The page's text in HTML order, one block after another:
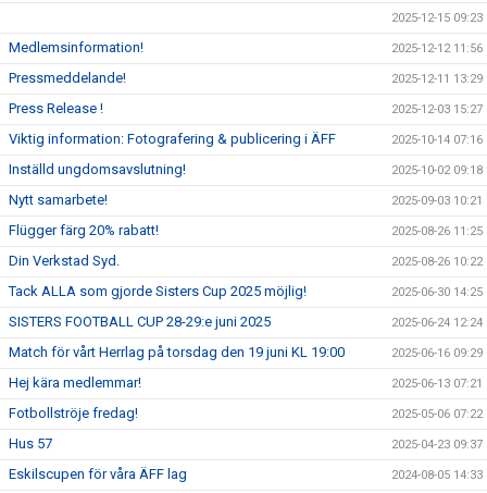
2025-12-15 09:23
Medlemsinformation! 2025-12-12 11:56
Pressmeddelande! 2025-12-11 13:29
Press Release ! 2025-12-03 15:27
Viktig information: Fotografering & publicering i ÄFF 2025-10-14 07:16
Inställd ungdomsavslutning! 2025-10-02 09:18
Nytt samarbete! 2025-09-03 10:21
Flügger färg 20% rabatt! 2025-08-26 11:25
Din Verkstad Syd. 2025-08-26 10:22
Tack ALLA som gjorde Sisters Cup 2025 möjlig! 2025-06-30 14:25
SISTERS FOOTBALL CUP 28-29:e juni 2025 2025-06-24 12:24
Match för vårt Herrlag på torsdag den 19 juni KL 19:00 2025-06-16 09:29
Hej kära medlemmar! 2025-06-13 07:21
Fotbollströje fredag! 2025-05-06 07:22
Hus 57 2025-04-23 09:37
Eskilscupen för våra ÄFF lag 2024-08-05 14:33